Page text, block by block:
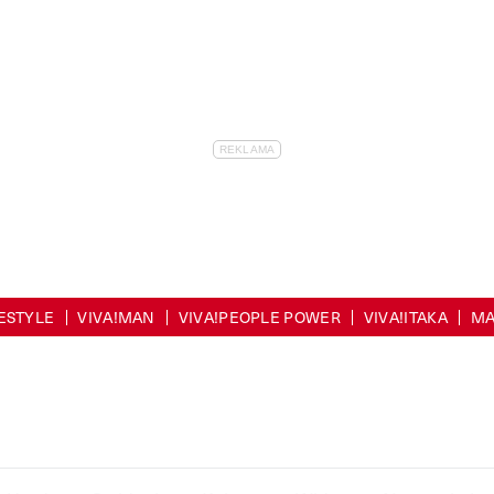
VIVA!MAN VIVA!PEOPLE POWER VIVA!ITAKA